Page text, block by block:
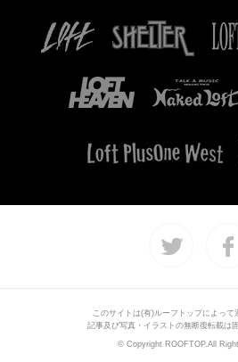
このサイトは(有)ルーフトップによって
記事及び写真・イラストの無断復転載は
© Copyright ROOFTOP.All